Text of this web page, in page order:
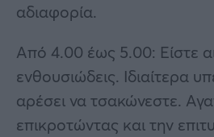
αδιαφορία.
Από 4.00 έως 5.00: Είστε
ενθουσιώδεις. Ιδιαίτερα
αρέσει να τσακώνεστε.
επικροτώντας και την